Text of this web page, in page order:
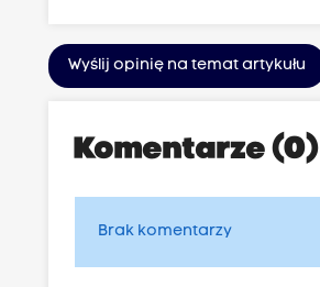
Wyślij opinię na temat artykułu
Komentarze (0)
Brak komentarzy